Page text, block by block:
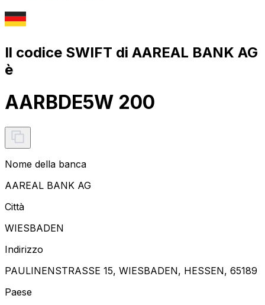
Il codice SWIFT di AAREAL BANK AG
è
AARBDE5W 200
Nome della banca
AAREAL BANK AG
Città
WIESBADEN
Indirizzo
PAULINENSTRASSE 15, WIESBADEN, HESSEN, 65189
Paese